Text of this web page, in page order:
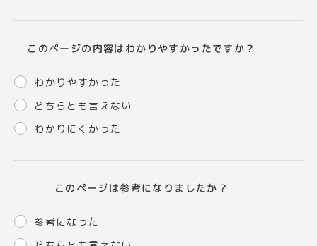
このページの内容はわかりやすかったですか？
わかりやすかった
どちらとも言えない
わかりにくかった
このページは参考になりましたか？
参考になった